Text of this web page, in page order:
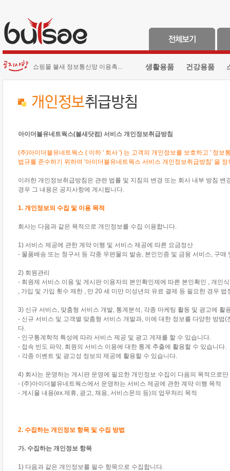
쇼핑몰 불새 정보통신망 이용촉... 생활용품 건강용품
아이더블유네트웍스(불새닷컴) 서비스 개인정보취급방침
(주)아이더블유네트웍스 ( 이하 ' 회사 ') 는 고객의 개인정보를 보호하고 ' 정
법규를 준수하기 위하여 '아이더블유네트웍스 서비스 개인정보취급방침' 을
이러한 개인정보취급방침은 관련 법률 및 지침의 변경 또는 회사 내부 방침
경우 그 내용은 공지사항에 게시됩니다.
1. 개인정보의 수집 및 이용 목적
회사는 다음과 같은 목적으로 개인정보를 수집 이용합니다.
1) 서비스 제공에 관한 계약 이행 및 서비스 제공에 따른 요금정산
- 물품배송 또는 청구서 등 각종 우편물의 발송, 본인인증 및 금융 서비스, 구매
2) 회원관리
- 회원제 서비스 이용 및 게시판 이용자의 본인확인제에 따른 본인확인 , 개인
, 가입 및 가입 횟수 제한 , 만 20 세 미만 미성년의 유료 결제 등 필요한 경우
3) 신규 서비스, 맞춤형 서비스 개발, 통계분석, 각종 마케팅 활동 및 광고에 활
- 신규 서비스 및 고객별 맞춤형 서비스 개발과, 이에 대한 정보를 다양한 방
다.
- 인구통계학적 특성에 따라 서비스 제공 및 광고 게재를 할 수 있습니다.
- 접속 빈도 파악, 회원의 서비스 이용에 대한 통계 추출에 활용할 수 있습니다.
- 각종 이벤트 및 광고성 정보의 제공에 활용할 수 있습니다.
4) 회사는 운영하는 게시판 운영에 필요한 개인정보 수집이 다음의 목적으로
- (주)아이더블유네트웍스에서 운영하는 서비스 제공에 관한 계약 이행 목적
- 게시물 내용(ex.제휴, 광고, 채용, 서비스문의 등)의 업무처리 목적
2. 수집하는 개인정보 항목 및 수집 방법
가. 수집하는 개인정보 항목
1) 다음과 같은 개인정보를 필수 항목으로 수집합니다.